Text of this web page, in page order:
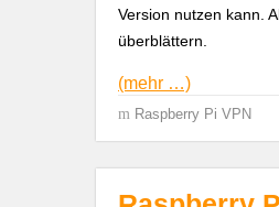
Version nutzen kann.
überblättern.
(mehr …)
Raspberry Pi VPN